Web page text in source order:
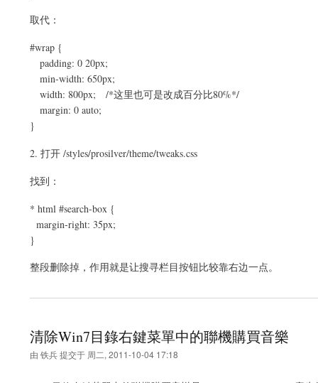
取代：
#wrap {
padding: 0 20px;
min-width: 650px;
width: 800px; /*这里也可是改成百分比80%*/
margin: 0 auto;
}
2. 打开 /styles/prosilver/theme/tweaks.css
找到：
* html #search-box {
margin-right: 35px;
}
整段删除掉，作用就是让搜寻栏目按钮比较靠右边一点。
清除Win7目錄右鍵菜單中的聯機購買音樂
由 铁兵提交于 周二, 2011-10-04 17:18